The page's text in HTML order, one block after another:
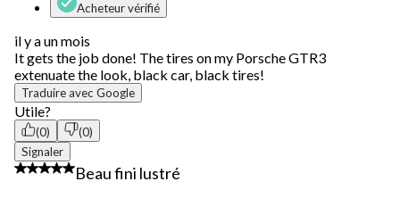
Acheteur vérifié
il y a un mois
It gets the job done! The tires on my Porsche GTR3
extenuate the look, black car, black tires!
Traduire avec Google
Utile?
(0)
(0)
Signaler
5 étoile(s) sur 5.
Beau fini lustré